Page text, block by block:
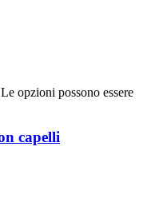
opzioni possono essere
capelli